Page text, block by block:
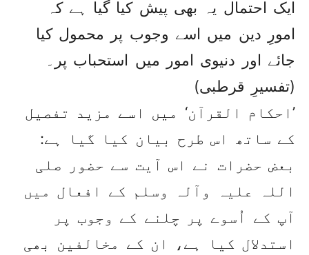
ایک احتمال یہ بھی پیش کیا گیا ہے کہ
امورِ دین میں اسے وجوب پر محمول کیا
جائے اور دنیوی امور میں استحباب پر۔
(تفسیرِ قرطبی)
’احکام القرآن‘ میں اسے مزید تفصیل
کے ساتھ اس طرح بیان کیا گیا ہے:
بعض حضرات نے اس آیت سے حضور صلی
اللہ علیہ وآلہ وسلم کے افعال میں
آپ کے اُسوے پر چلنے کے وجوب پر
استدلال کیا ہے، ان کے مخالفین بھی